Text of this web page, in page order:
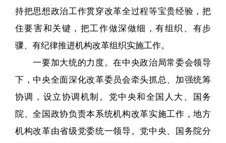
持把思想政治工作贯穿改革全过程等宝贵经验，把
住要害和关键，把工作做深做细，有组织、有步
骤、有纪律推进机构改革组织实施工作。
一要加大统的力度。在中央政治局常委会领导
下，中央全面深化改革委员会牵头抓总、加强统筹
协调，设立协调机制。党中央和全国人大、国务
院、全国政协负责本系统机构改革实施工作，地方
机构改革由省级党委统一领导。党中央、国务院分